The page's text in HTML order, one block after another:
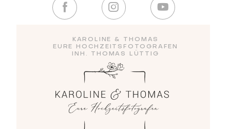
KAROLINE & THOMAS
EURE HOCHZEITSFOTOGRAFEN
INH. THOMAS LÜTTIG